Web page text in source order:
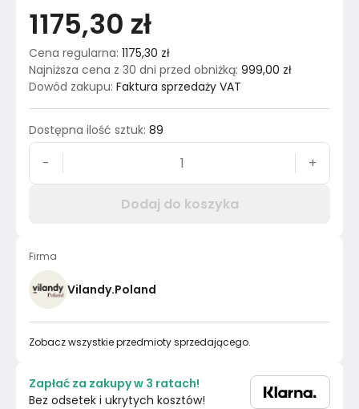
1175,30 zł
Cena regularna: 1175,30 zł
Najniższa cena z 30 dni przed obniżką: 999,00 zł
Dowód zakupu: Faktura sprzedaży VAT
Dostępna ilość sztuk: 89
- +
Dodaj do koszyka
Firma
Vilandy.Poland
Zobacz wszystkie przedmioty sprzedającego.
Zapłać za zakupy w 3 ratach!
Bez odsetek i ukrytych kosztów!